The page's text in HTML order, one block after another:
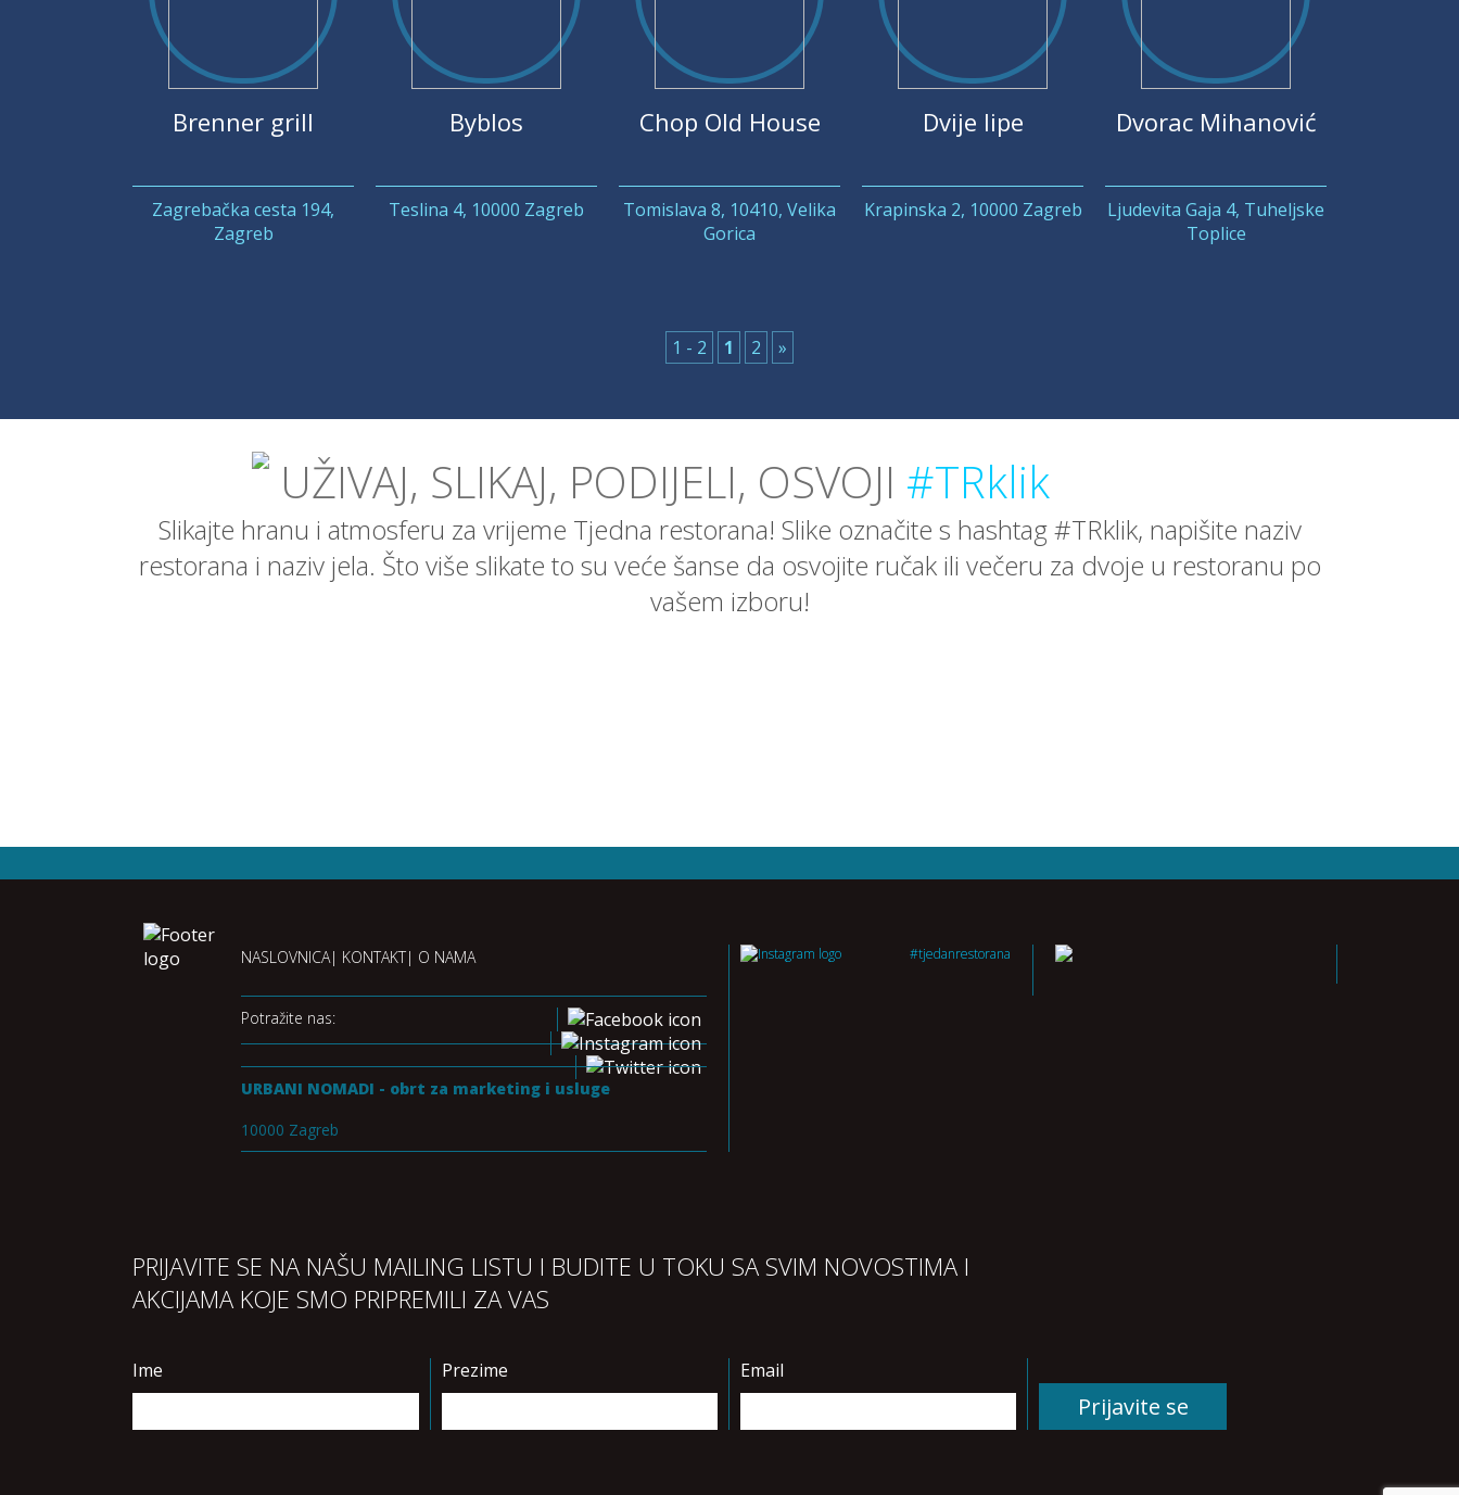
Brenner grill
Zagrebačka cesta 194,
Zagreb
Byblos
Teslina 4, 10000 Zagreb
Chop Old House
Tomislava 8, 10410, Velika
Gorica
Dvije lipe
Krapinska 2, 10000 Zagreb
Dvorac Mihanović
Ljudevita Gaja 4, Tuheljske
Toplice
1 - 2 1 2 »
UŽIVAJ, SLIKAJ, PODIJELI, OSVOJI #TRklik
Slikajte hranu i atmosferu za vrijeme Tjedna restorana! Slike označite s hashtag #TRklik, napišite naziv
restorana i naziv jela. Što više slikate to su veće šanse da osvojite ručak ili večeru za dvoje u restoranu po
vašem izboru!
NASLOVNICA KONTAKT O NAMA
Potražite nas:
URBANI NOMADI - obrt za marketing i usluge
10000 Zagreb
#tjedanrestorana
PRIJAVITE SE NA NAŠU MAILING LISTU I BUDITE U TOKU SA SVIM NOVOSTIMA I
AKCIJAMA KOJE SMO PRIPREMILI ZA VAS
Ime Prezime Email